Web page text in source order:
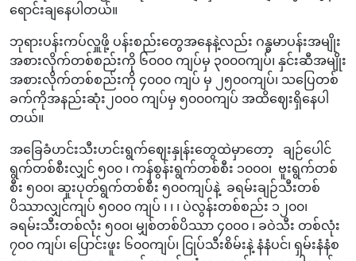
ရောင်းချနေပါတယ်။
ဘုရားပန်းကပ်လှူဖို့ ပန်းစည်းတွေအနေနဲ့လည်း ဂန္ဓမာပန်းအမျိုး
အစားလိုက်တစ်စည်းကို ၆၀၀၀ ကျပ်မှ ၃၀၀၀ကျပ်၊ နှင်းဆီအမျိုး
အစားလိုက်တစ်စည်းကို ၄၀၀၀ ကျပ် မှ ၂၅၀၀ကျပ်၊ သပြေတစ်
ခက်ကိုအနည်းဆုံး၂၀၀၀ ကျပ်မှ ၅၀၀၀ကျပ် အထိဈေးရှိနေပါ
တယ်။
အခြေခံဟင်းသီးဟင်းရွက်ဈေးနှုန်းတွေထဲမှာတော့ ချဉ်ပေါင်
ရွက်တစ်စီးလျှင် ၅၀၀ ၊ ကန်စွန်းရွက်တစ်စီး ၁၀၀၀၊ ဗူးရွက်တစ်
စီး ၅၀၀၊ ဆူးပုတ်ရွက်တစ်စီး ၅၀၀ကျပ်နဲ့ ခရမ်းချဉ်သီးတစ်
ပိဿာလျှင်ကျပ် ၅၀၀၀ ကျပ် ၊ ၊ ၊ ပဲလွန်းတစ်စည်း ၁၂၀၀၊
ခရမ်းသီးတစ်လုံး ၅၀၀၊ မျှစ်တစ်ပိဿာ ၄၀၀၀ ၊ ခဝဲသီး တစ်လုံး
၇၀၀ ကျပ်၊ ပြောင်းဖူး ၆၀၀ကျပ်၊ ငြုပ်သီးစိမ်းနဲ့ နံနံပင်၊ ရှမ်းနံနံစ